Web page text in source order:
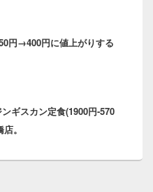
円→400円に値上がりする
ギスカン定食(1900円-570
。